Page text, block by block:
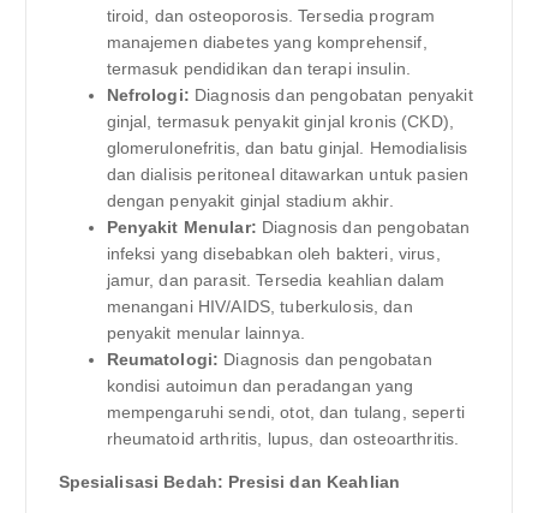
tiroid, dan osteoporosis. Tersedia program
manajemen diabetes yang komprehensif,
termasuk pendidikan dan terapi insulin.
Nefrologi: Diagnosis dan pengobatan penyakit
ginjal, termasuk penyakit ginjal kronis (CKD),
glomerulonefritis, dan batu ginjal. Hemodialisis
dan dialisis peritoneal ditawarkan untuk pasien
dengan penyakit ginjal stadium akhir.
Penyakit Menular: Diagnosis dan pengobatan
infeksi yang disebabkan oleh bakteri, virus,
jamur, dan parasit. Tersedia keahlian dalam
menangani HIV/AIDS, tuberkulosis, dan
penyakit menular lainnya.
Reumatologi: Diagnosis dan pengobatan
kondisi autoimun dan peradangan yang
mempengaruhi sendi, otot, dan tulang, seperti
rheumatoid arthritis, lupus, dan osteoarthritis.
Spesialisasi Bedah: Presisi dan Keahlian